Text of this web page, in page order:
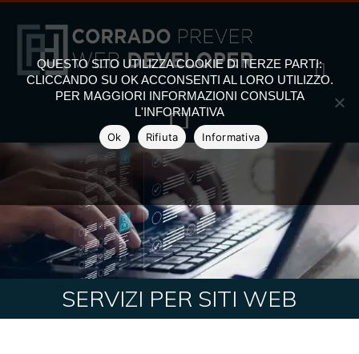
SERVIZI PER SITI WEB
QUESTO SITO UTILIZZA COOKIE DI TERZE PARTI:
CLICCANDO SU OK ACCONSENTI AL LORO UTILIZZO.
PER MAGGIORI INFORMAZIONI CONSULTA
L'INFORMATIVA
Ok Rifiuta Informativa